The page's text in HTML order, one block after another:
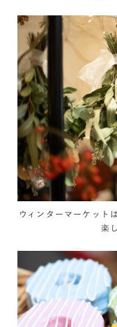
ウィンターマーケット
楽